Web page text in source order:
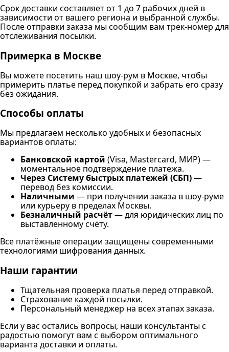
Срок доставки составляет от 1 до 7 рабочих дней в
зависимости от вашего региона и выбранной службы.
После отправки заказа мы сообщим вам трек-номер для
отслеживания посылки.
Примерка в Москве
Вы можете посетить наш шоу-рум в Москве, чтобы
примерить платье перед покупкой и забрать его сразу
без ожидания.
Способы оплаты
Мы предлагаем несколько удобных и безопасных
вариантов оплаты:
Банковской картой (Visa, Mastercard, МИР) —
моментальное подтверждение платежа.
Через Систему быстрых платежей (СБП)—
перевод без комиссии.
Наличными — при получении заказа в шоу-руме
или курьеру в пределах Москвы.
Безналичный расчёт— для юридических лиц по
выставленному счёту.
Все платёжные операции защищены современными
технологиями шифрования данных.
Наши гарантии
Тщательная проверка платья перед отправкой.
Страхование каждой посылки.
Персональный менеджер на всех этапах заказа.
Если у вас остались вопросы, наши консультанты с
радостью помогут вам с выбором оптимального
варианта доставки и оплаты.